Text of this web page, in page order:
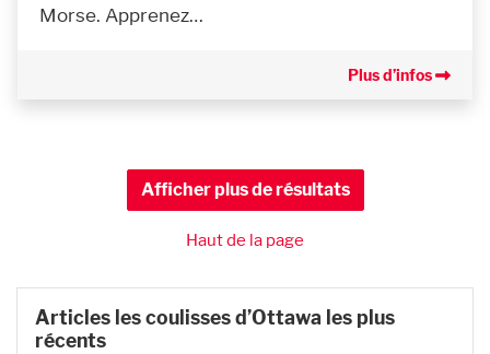
Morse. Apprenez…
Plus d’infos
Afficher plus de résultats
Haut de la page
Articles les coulisses d’Ottawa les plus
récents